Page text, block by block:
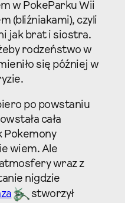
w PokeParku Wii
(bliźniakami), czyli
jak brat i siostra.
rodzeństwo w
się później w
po powstaniu
cała
Pokemony
wiem. Ale
wraz z
nigdzie
stworzył